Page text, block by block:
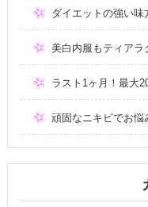
ダイエットの強い味
美白内服もティアラ
ラスト1ヶ月！最大
頑固なニキビでお悩